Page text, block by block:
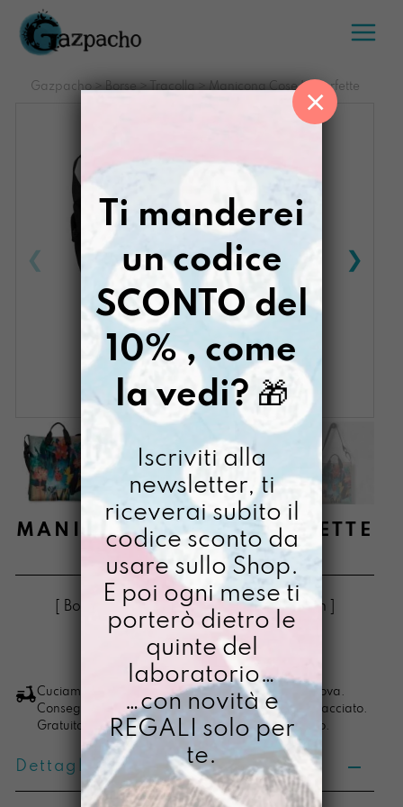
Salta
contenuto
Gazpacho> Borse > Tracolla > Manicona Cose Imperfette
MANICONA COSE IMPERFETTE
€95,00 Il
prezzo
originale
€ 95,00.
€78,00
Il
prezzo
attuale
€ 78,00.
[ Borse Borsa a tracolla: 36,5 x 32 x 6 cm ]
Manicona
Cose
Imperfette
quantità
LO VOGLIO
Cuciamo ogni ordine nel nostro laboratorio di Padova.
Consegna in 4/5 giorni lavorativi, pacco sempre tracciato.
Gratuita per ordini di importo superiore ai 100 euro.
Dettagli prodotto
Ti manderei
un codice
SCONTO del
10% , come
la vedi? 🎁
Iscriviti alla
newsletter, ti
riceverai subito il
codice sconto da
usare sullo Shop.
E poi ogni mese ti
porterò dietro le
quinte del
laboratorio…
…con novità e
REGALI solo per
te.
×